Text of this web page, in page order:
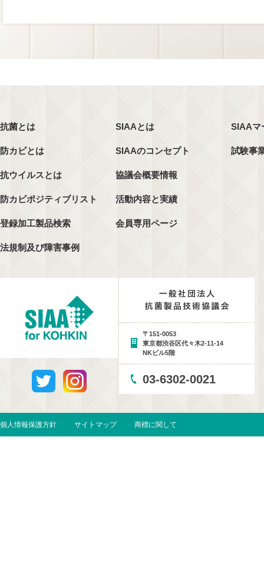
抗菌とは
防カビとは
抗ウイルスとは
防カビポジティブリスト
登録加工製品検索
法規制及び障害事例
SIAAとは
SIAAのコンセプト
協議会概要情報
活動内容と実績
会員専用ページ
SIAAマ
試験事
〒151-0053
東京都渋谷区代々木2-11-14
NKビル5階
03-6302-0021
個人情報保護方針 サイトマップ 商標に関して